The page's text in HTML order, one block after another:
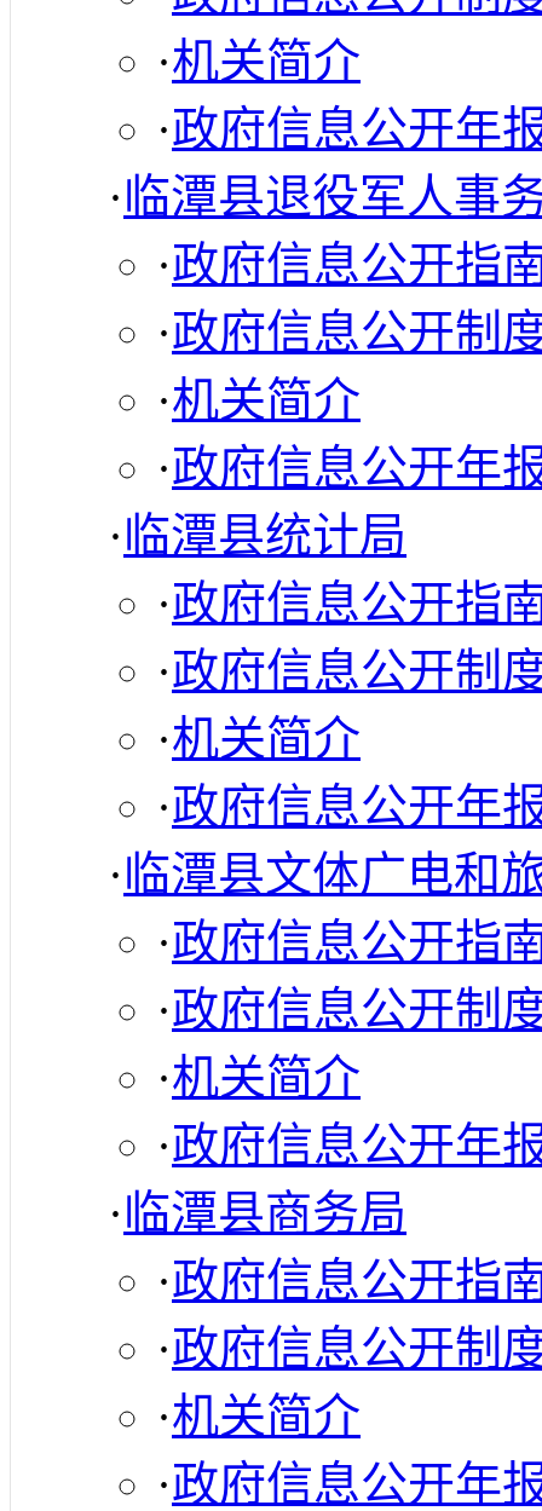
·机关简介
·政府信息公开年
·临潭县退役军人事
·政府信息公开指
·政府信息公开制
·机关简介
·政府信息公开年
·临潭县统计局
·政府信息公开指
·政府信息公开制
·机关简介
·政府信息公开年
·临潭县文体广电和
·政府信息公开指
·政府信息公开制
·机关简介
·政府信息公开年
·临潭县商务局
·政府信息公开指
·政府信息公开制
·机关简介
·政府信息公开年